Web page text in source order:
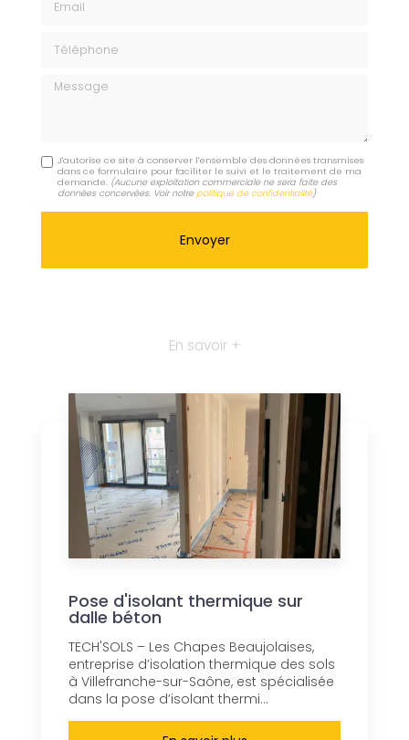
Message
J'autorise ce site à conserver l'ensemble des données transmises
dans ce formulaire pour faciliter le suivi et le traitement de ma
demande. (Aucune exploitation commerciale ne sera faite des
données concervées. Voir notrepolitique de confidentialité)
En savoir +
Pose d'isolant thermique sur
dalle béton
TECH'SOLS – Les Chapes Beaujolaises,
entreprise d’isolation thermique des sols
à Villefranche-sur-Saône, est spécialisée
dans la pose d’isolant thermi...